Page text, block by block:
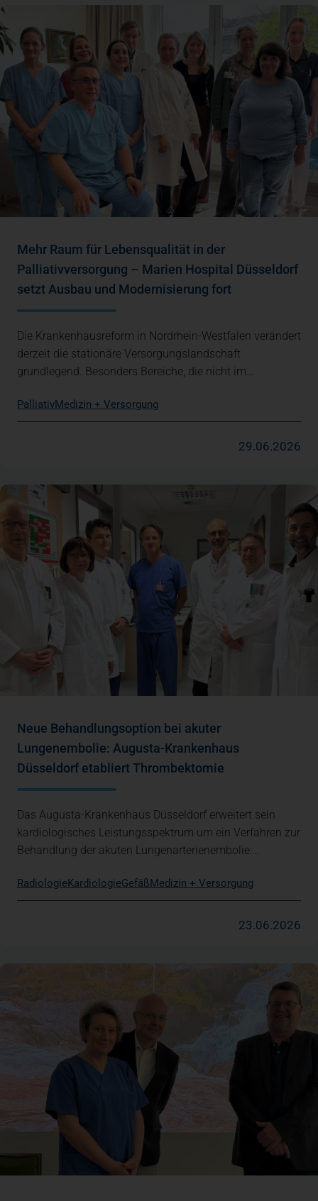
Mehr Raum für Lebensqualität in der
Palliativversorgung – Marien Hospital Düsseldorf
setzt Ausbau und Modernisierung fort
Die Krankenhausreform in Nordrhein-Westfalen verändert
derzeit die stationäre Versorgungslandschaft
grundlegend. Besonders Bereiche, die nicht im…
PalliativMedizin + Versorgung
29.06.2026
Neue Behandlungsoption bei akuter
Lungenembolie: Augusta-Krankenhaus
Düsseldorf etabliert Thrombektomie
Das Augusta-Krankenhaus Düsseldorf erweitert sein
kardiologisches Leistungsspektrum um ein Verfahren zur
Behandlung der akuten Lungenarterienembolie:…
Radiologie KardiologieGefäß Medizin + Versorgung
23.06.2026